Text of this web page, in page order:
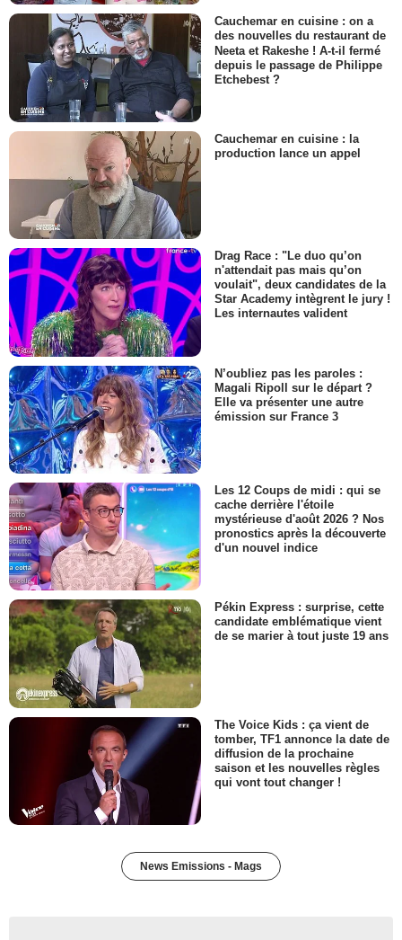
Cauchemar en cuisine : on a
des nouvelles du restaurant de
Neeta et Rakeshe ! A-t-il fermé
depuis le passage de Philippe
Etchebest ?
Cauchemar en cuisine : la
production lance un appel
Drag Race : "Le duo qu’on
n'attendait pas mais qu’on
voulait", deux candidates de la
Star Academy intègrent le jury !
Les internautes valident
N’oubliez pas les paroles :
Magali Ripoll sur le départ ?
Elle va présenter une autre
émission sur France 3
Les 12 Coups de midi : qui se
cache derrière l'étoile
mystérieuse d'août 2026 ? Nos
pronostics après la découverte
d'un nouvel indice
Pékin Express : surprise, cette
candidate emblématique vient
de se marier à tout juste 19 ans
The Voice Kids : ça vient de
tomber, TF1 annonce la date de
diffusion de la prochaine
saison et les nouvelles règles
qui vont tout changer !
News Emissions - Mags